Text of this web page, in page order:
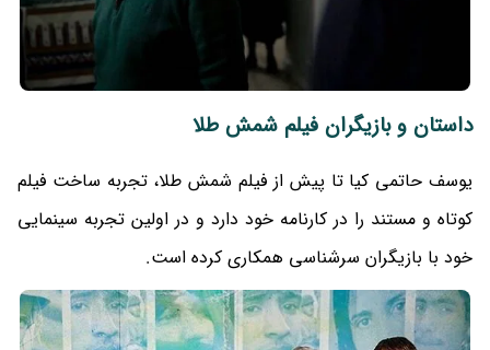
داستان و بازیگران فیلم شمش طلا
یوسف حاتمی کیا تا پیش از فیلم شمش طلا، تجربه ساخت فیلم
کوتاه و مستند را در کارنامه خود دارد و در اولین تجربه سینمایی
خود با بازیگران سرشناسی همکاری کرده است.